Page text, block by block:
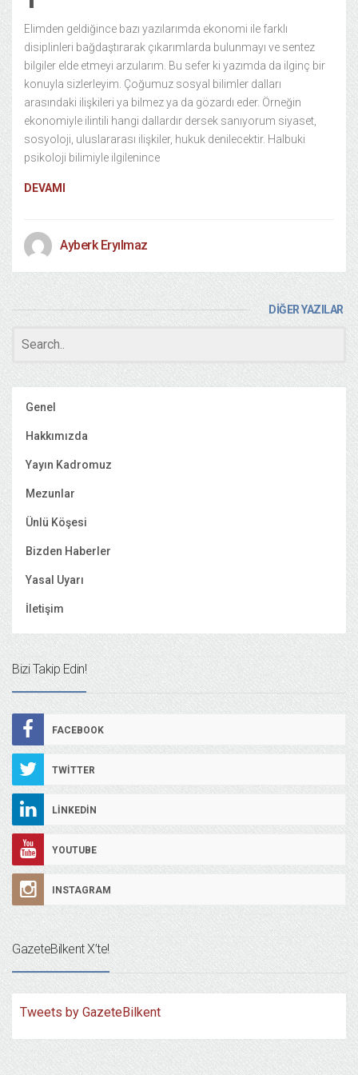
Elimden geldiğince bazı yazılarımda ekonomi ile farklı
disiplinleri bağdaştırarak çıkarımlarda bulunmayı ve sentez
bilgiler elde etmeyi arzularım. Bu sefer ki yazımda da ilginç bir
konuyla sizlerleyim. Çoğumuz sosyal bilimler dalları
arasındaki ilişkileri ya bilmez ya da gözardı eder. Örneğin
ekonomiyle ilintili hangi dallardır dersek sanıyorum siyaset,
sosyoloji, uluslararası ilişkiler, hukuk denilecektir. Halbuki
psikoloji bilimiyle ilgilenince
DEVAMI
Ayberk Eryılmaz
DİĞER YAZILAR
Genel
Hakkımızda
Yayın Kadromuz
Mezunlar
Ünlü Köşesi
Bizden Haberler
Yasal Uyarı
İletişim
Bizi Takip Edin!
FACEBOOK
TWITTER
LINKEDIN
YOUTUBE
INSTAGRAM
GazeteBilkent X’te!
Tweets by GazeteBilkent